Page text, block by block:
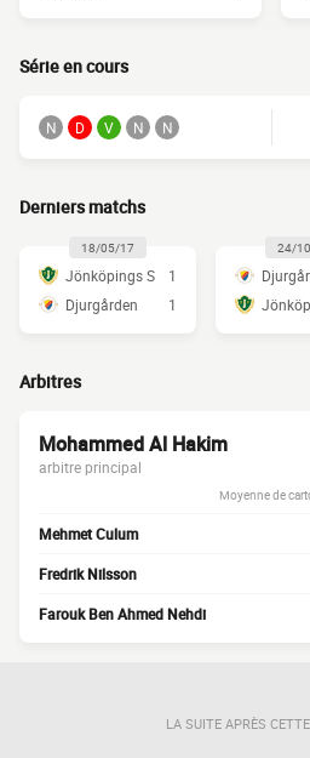
Série en cours
N D V N N
Derniers matchs
18/05/17
Jönköpings S
1
Djurgården
1
24/
Arbitres
Mohammed Al Hakim
arbitre principal
Moyenne de
Mehmet Culum
Fredrik Nilsson
Farouk Ben Ahmed Nehdi
LA SUITE APRÈS